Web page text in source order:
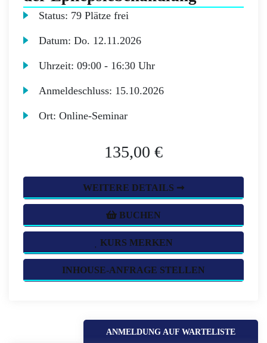
Status: 79 Plätze frei
Datum:Do. 12.11.2026
Uhrzeit:09:00 - 16:30 Uhr
Anmeldeschluss: 15.10.2026
Ort:Online-Seminar
135,00 €
WEITERE DETAILS ➞
BUCHEN
KURS MERKEN
INHOUSE-ANFRAGE STELLEN
ANMELDUNG AUF WARTELISTE